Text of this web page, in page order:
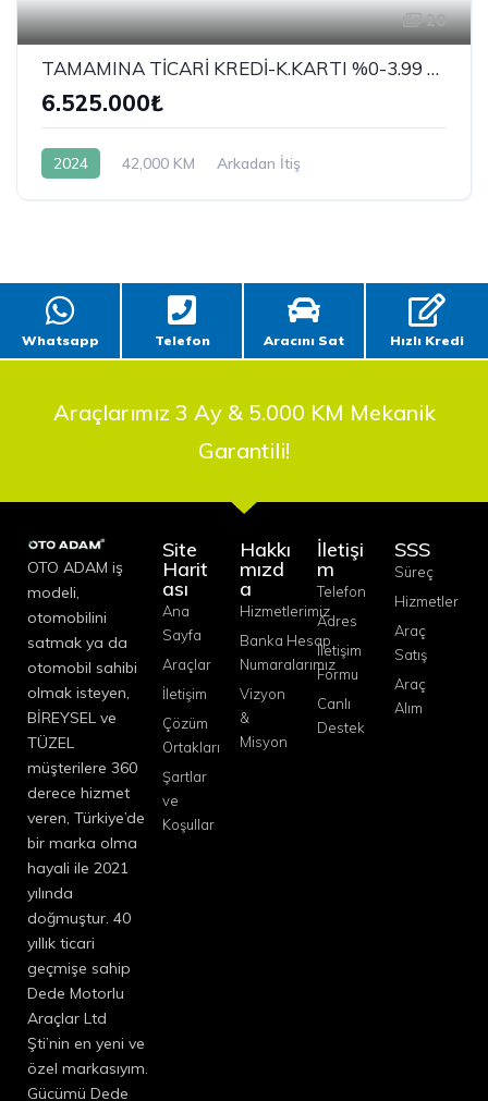
20
TAMAMINA TİCARİ KREDİ-K.KARTI %0-3.99 ÇEK-2.99 SENET-ÇKS SATIŞ
6.525.000₺
2024 42,000 KM Arkadan İtiş
Whatsapp Telefon Aracını Sat Hızlı Kredi
Araçlarımız 3 Ay & 5.000 KM Mekanik
Garantili!
OTO ADAM iş
modeli,
otomobilini
satmak ya da
otomobil sahibi
olmak isteyen,
BİREYSEL ve
TÜZEL
müşterilere 360
derece hizmet
veren, Türkiye’de
bir marka olma
hayali ile 2021
yılında
doğmuştur. 40
yıllık ticari
geçmişe sahip
Dede Motorlu
Araçlar Ltd
Şti’nin en yeni ve
özel markasıyım.
Gücümü Dede
Site
Harit
ası
Ana
Sayfa
Araçlar
İletişim
Çözüm
Ortakları
Şartlar
ve
Koşullar
Hakkı
mızd
a
Hizmetlerimiz
Banka Hesap
Numaralarımız
Vizyon
&
Misyon
İletişi
m
Telefon
Adres
İletişim
Formu
Canlı
Destek
SSS
Süreç
Hizmetler
Araç
Satış
Araç
Alım